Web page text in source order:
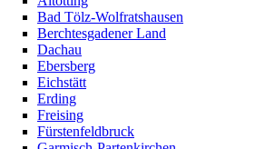
Bad Tölz-Wolfratshausen
Berchtesgadener Land
Dachau
Ebersberg
Eichstätt
Erding
Freising
Fürstenfeldbruck